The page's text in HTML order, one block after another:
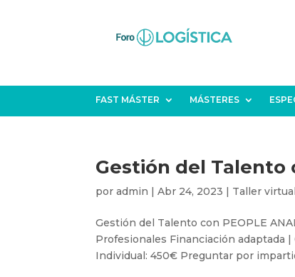
FAST MÁSTER MÁSTERES
Gestión del Talento
poradmin |Abr 24, 2023 | Taller virtual
Gestión del Talento con PEOPLE
Profesionales Financiación adaptada
Individual: 450€ Preguntar por